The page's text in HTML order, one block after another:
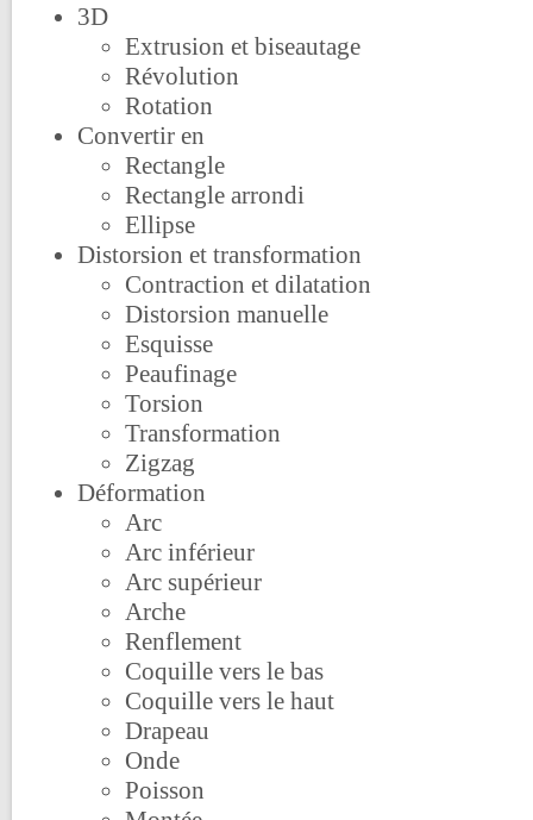
3D
Extrusion et biseautage
Révolution
Rotation
Convertir en
Rectangle
Rectangle arrondi
Ellipse
Distorsion et transformation
Contraction et dilatation
Distorsion manuelle
Esquisse
Peaufinage
Torsion
Transformation
Zigzag
Déformation
Arc
Arc inférieur
Arc supérieur
Arche
Renflement
Coquille vers le bas
Coquille vers le haut
Drapeau
Onde
Poisson